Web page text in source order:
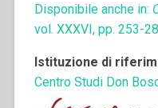
Disponibile anche in:
vol. XXXVI, pp. 253-
Istituzione di
Centro Studi Don